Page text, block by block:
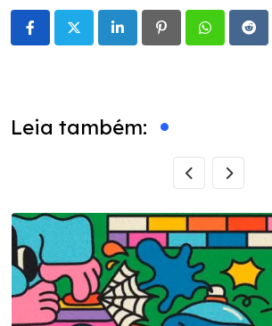
LinkedIn PinterestWhatsapp
Leia também: